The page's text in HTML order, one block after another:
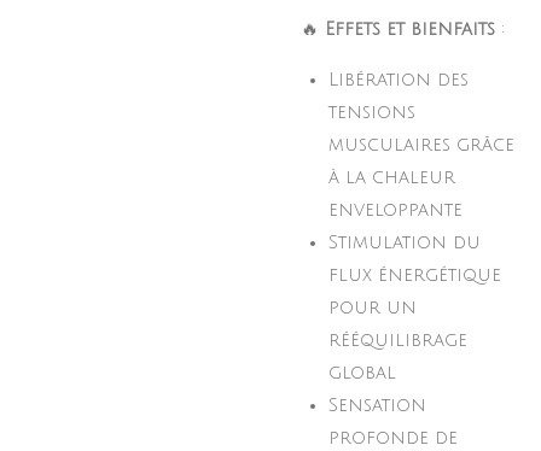
🔥 Effets et bienfaits :
Libération des
tensions
musculaires grâce
à la chaleur
enveloppante
Stimulation du
flux énergétique
pour un
rééquilibrage
global
Sensation
profonde de